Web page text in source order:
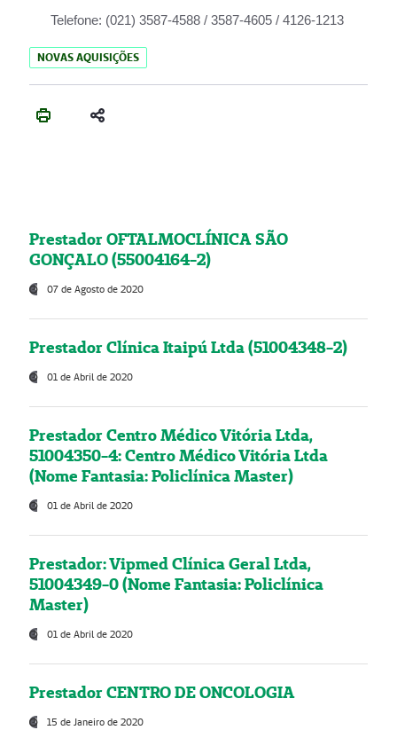
Telefone: (021) 3587-4588 / 3587-4605 / 4126-1213
NOVAS AQUISIÇÕES
Prestador OFTALMOCLÍNICA SÃO
GONÇALO (55004164-2)
07 de Agosto de 2020
Prestador Clínica Itaipú Ltda (51004348-2)
01 de Abril de 2020
Prestador Centro Médico Vitória Ltda,
51004350-4: Centro Médico Vitória Ltda
(Nome Fantasia: Policlínica Master)
01 de Abril de 2020
Prestador: Vipmed Clínica Geral Ltda,
51004349-0 (Nome Fantasia: Policlínica
Master)
01 de Abril de 2020
Prestador CENTRO DE ONCOLOGIA
15 de Janeiro de 2020